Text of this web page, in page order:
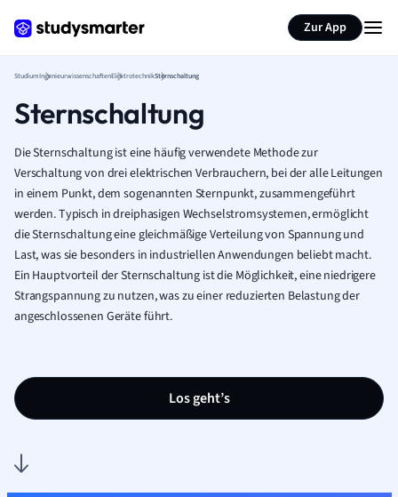
Zur App
StudiumIngenieurwissenschaftenElektrotechnikSternschaltung
Sternschaltung
Die Sternschaltung ist eine häufig verwendete Methode zur
Verschaltung von drei elektrischen Verbrauchern, bei der alle Leitungen
in einem Punkt, dem sogenannten Sternpunkt, zusammengeführt
werden. Typisch in dreiphasigen Wechselstromsystemen, ermöglicht
die Sternschaltung eine gleichmäßige Verteilung von Spannung und
Last, was sie besonders in industriellen Anwendungen beliebt macht.
Ein Hauptvorteil der Sternschaltung ist die Möglichkeit, eine niedrigere
Strangspannung zu nutzen, was zu einer reduzierten Belastung der
angeschlossenen Geräte führt.
Los geht’s